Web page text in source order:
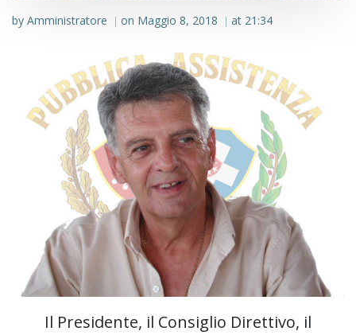
by Amministratore | on Maggio 8, 2018 | at 21:34
Il Presidente, il Consiglio Direttivo, il